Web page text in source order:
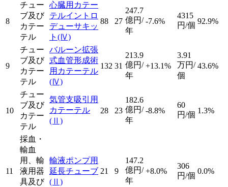
8
チュー
ブ及び
カテー
テル
心臓用カテー
テルイントロ
デューサキッ
ト (Ⅳ)
88 27
247.7
億円/
年
-7.6%
4315
円/個 92.9%
9
チュー
ブ及び
カテー
テル
バルーン拡張
式血管形成術
用カテーテル
(Ⅳ)
132 31
213.9
億円/
年
+13.1%
3.91
万円/
個
43.6%
10
チュー
ブ及び
カテー
テル
気管支吸引用
カテーテル
(Ⅱ)
28 23
182.6
億円/
年
-8.8%
60
円/個 1.3%
11
採血・
輸血
用、輸
液用器
具及び
輸液ポンプ用
延長チューブ
(Ⅱ)
21 9
147.2
億円/
年
+8.0%
306
円/個
0.0%